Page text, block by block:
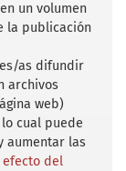
un volumen
la publicación
as difundir
archivos
web)
cual puede
aumentar las
efecto del